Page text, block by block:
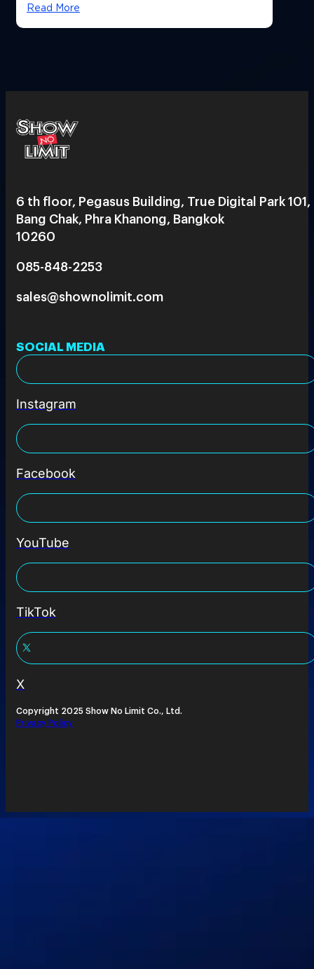
Read More
6 th floor, Pegasus Building, True Digital Park 101,
Bang Chak, Phra Khanong, Bangkok
10260
085-848-2253
sales@shownolimit.com
SOCIAL MEDIA
Instagram
Facebook
YouTube
TikTok
X
Copyright 2025 Show No Limit Co., Ltd.
Privacy Policy